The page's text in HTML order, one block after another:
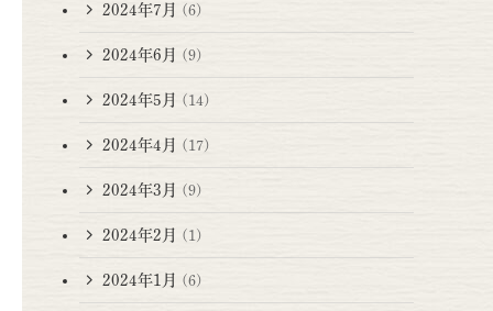
2024年7月 (6)
2024年6月 (9)
2024年5月 (14)
2024年4月 (17)
2024年3月 (9)
2024年2月 (1)
2024年1月 (6)